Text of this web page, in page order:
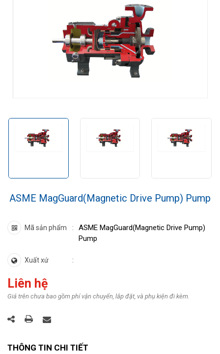
ASME MagGuard(Magnetic Drive Pump) Pump
Mã sản phẩm ASME MagGuard(Magnetic Drive Pump)
Pump
Xuất xứ
Liên hệ
Giá trên chưa bao gồm phí vận chuyển, lắp đặt, và phụ kiện đi kèm.
THÔNG TIN CHI TIẾT